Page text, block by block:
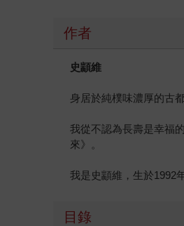
作者
史顓維
身居於純樸味濃厚的古
我從不認為長壽是幸福
來》。
我是史顓維，生於1992
目錄